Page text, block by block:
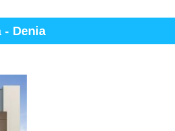
- Denia